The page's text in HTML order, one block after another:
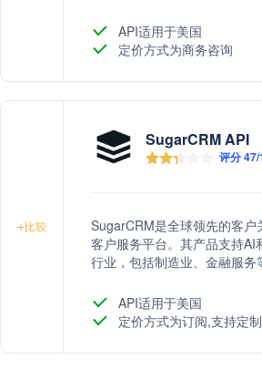
API适用于美国
定价方式为商务咨询
+比较
SugarCRM API
评分
SugarCRM是全球领先的客
客户服务平台。其产品支持
行业，包括制造业、金融服
API适用于美国
定价方式为订阅,支持定制